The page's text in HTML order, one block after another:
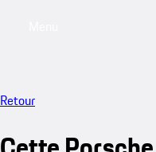
Retour